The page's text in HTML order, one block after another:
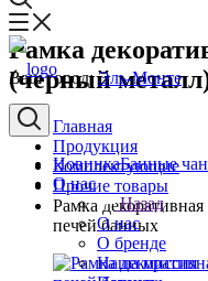
НовинкаБанные
О нас
Назад
О нас
О бренде
Наша миссия
Ваш город:Эль-Монте
Рамка
(черный
Главная
Продукция
Комплектующие
Прочие товары
Рамка
печей банных